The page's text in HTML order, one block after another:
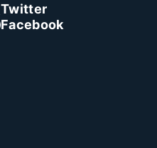
Twitter
Facebook